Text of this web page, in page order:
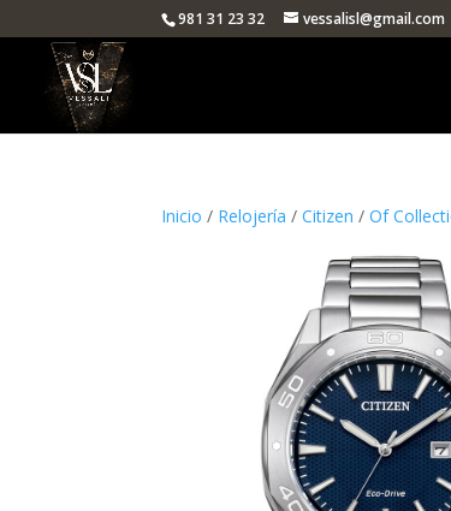
981 31 23 32 vessalisl@gmail.com
Inicio / Relojería /Citizen /Of